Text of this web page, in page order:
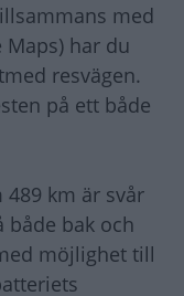
med
har du
resvägen.
på ett både
489 km är svår
både bak och
möjlighet till